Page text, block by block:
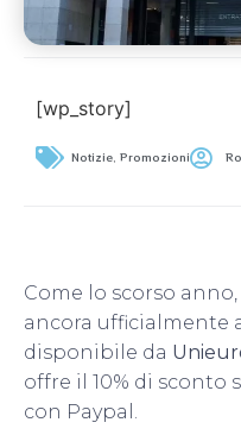
[wp_story]
Notizie, Promozioni
Come lo scorso
ancora ufficialmente
disponibile da
offre il 10% di sconto
con Paypal.